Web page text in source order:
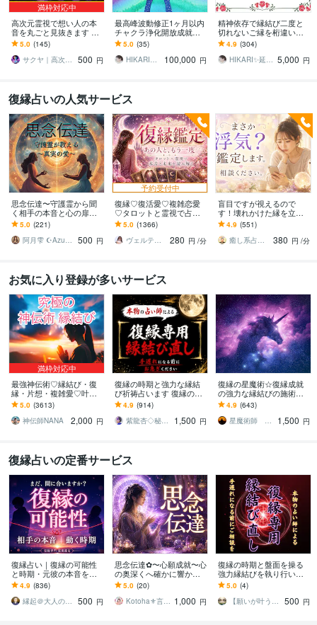
満枠対応中
高次元霊視で想い人の本
音を丸ごと見抜きます 魂
を視る霊力 | どんな苦しい
恋でも幸せな未来へ導き
ます
5.0 (145)
サクヤ｜高次元スピリット
500 円
最高峰波動修正1ヶ月以内
チャクラ浄化開放成就し
ます 10日間連続祈祷 復縁
恋愛成就子供の事 あら
ゆる苦悩から開運
5.0 (35)
HIKARI✨延長8月31日まで破格値引
100,000 円
精神依存で縁結び二度と
切れないご縁を桁違い結
びます 座敷わらしの力で
思念伝達 複雑愛離婚愛
恋愛成就復縁 占い不倫
4.9 (304)
HIKARI✨延長8月31日まで破格値引 5,000 円
復縁占いの人気サービス
思念伝達〜守護霊から聞
く相手の本音と心の扉開
きます 【人気サービス】
お相手様の守護霊と対話
しあなたを導きます
5.0 (221)
阿月雫 ☪︎Azuki☪︎
500 円
予約受付中
復縁♡復活愛♡複雑恋愛
♡タロットと霊視で占い
ます お相手の深層心理を
読み解き、望む未来への
最短ルートを導きます
5.0 (1366)
ヴェルティーナ
280 円 /分
盲目ですが視えるので
す！壊れかけた縁を立て
直します あなたのご縁は
まだ終わりません！再び
つながる道をお伝えしま
4.9 (551)
癒し系占い師 まるタロー
380 円 /分
お気に入り登録が多いサービス
満枠対応中
最強神伝術♡縁結び・復
縁・片想・複雑愛♡叶え
ます 片想い・復縁・結
婚・金運等、様々なご縁
を結び幸せへと導きます
5.0 (3613)
神伝師NANA
2,000 円
復縁の時期と強力な縁結
び祈祷占います 復縁の時
期を霊視し、早めるアド
バイス、強力な縁結び祈
祷。
4.9 (914)
紫龍杏◇秘伝の縁結び祈祷師
1,500 円
復縁の星魔術☆復縁成就
の強力な縁結びの施術を
します 【依頼500件以
上】守護星が復縁を成就
させます。
4.9 (643)
星魔術師 希空（ノア）
1,500 円
復縁占いの定番サービス
復縁占い｜復縁の可能性
と時期・元彼の本音を視
ます 音信不通・ブロック
中でも、本音とご縁を視
て復縁成就へ導きます
4.9 (836)
縁起＠大人の恋愛占い師
500 円
思念伝達✿〜心願成就〜心
の奥深くへ確かに響かせ
ます どうしても伝えたい
想い魂レベルであの人の
心に届ける祈りの伝達
5.0 (20)
Kotoha⚜️言霊メッセンジャー 1,000 円
復縁の時期と盤面を操る
強力縁結びを執り行いま
す 復縁時期を解析し、強
力な一手を。盤面を操る
縁結びを執行します
5.0 (4)
【願いが叶う霊視】神木れい
500 円